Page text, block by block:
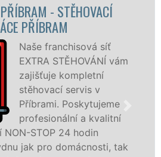
STĚHOVACÍ SLUŽBA
STĚHOVACÍ FIRMA
speciální
služby zajišťujeme domácnostem
celém okresu Příbram se zárukou